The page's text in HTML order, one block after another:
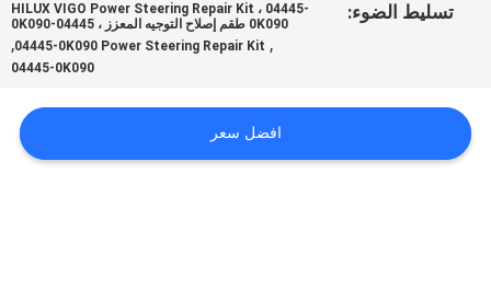
اطلب
تسليط الضوء:
HILUX VIGO Power Steering Repair Kit ، 04445-
0K090 طقم إصلاح التوجيه المعزز ، 04445-0K090
,
04445-0K090 Power Steering Repair Kit
,
04445-0K090
افضل سعر